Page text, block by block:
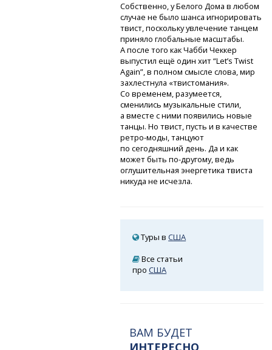
Собственно, у Белого Дома в любом
случае не было шанса игнорировать
твист, поскольку увлечение танцем
приняло глобальные масштабы.
А после того как Чабби Чеккер
выпустил ещё один хит “Let’s Twist
Again”, в полном смысле слова, мир
захлестнула «твистомания».
Со временем, разумеется,
сменились музыкальные стили,
а вместе с ними появились новые
танцы. Но твист, пусть и в качестве
ретро-моды,танцуют
по сегодняшний день. Да и как
может бытьпо-другому,ведь
оглушительная энергетика твиста
никуда не исчезла.
Туры вСША
Все статьи
проСША
ВАМ БУДЕТ
ИНТЕРЕСНО